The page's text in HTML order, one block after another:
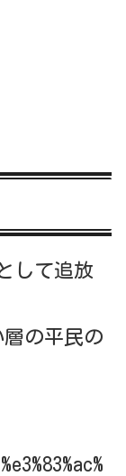
して追放
層の平民の